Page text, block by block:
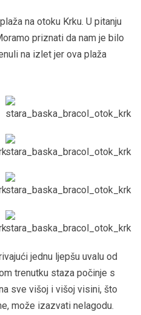
na otoku Krku. U pitanju
priznati da nam je bilo
na izlet jer ova plaža
jednu ljepšu uvalu od
trenutku staza počinje s
sve višoj i višoj visini, što
može izazvati nelagodu.